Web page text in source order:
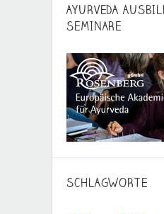
AYURVEDA
SEMINARE
SCHLAGWORTE